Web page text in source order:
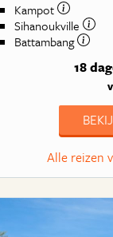
Kampot
Sihanoukville
Battambang
18
Alle reizen